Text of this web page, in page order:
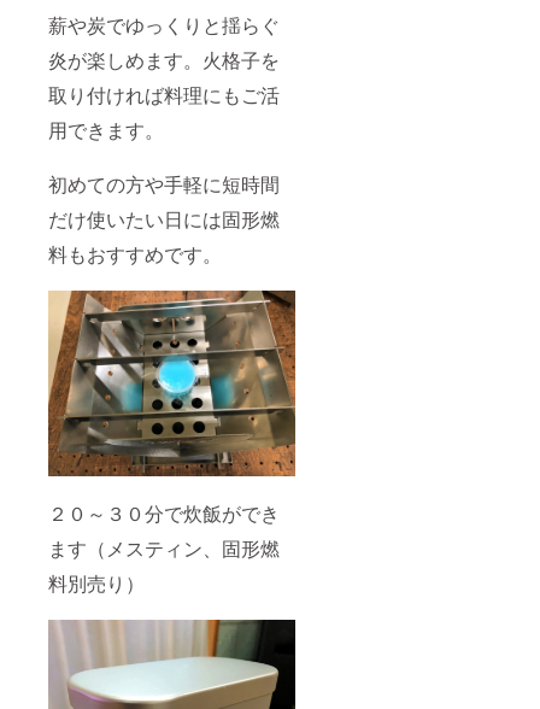
薪や炭でゆっくりと揺らぐ
炎が楽しめます。火格子を
取り付ければ料理にもご活
用できます。
初めての方や手軽に短時間
だけ使いたい日には固形燃
料もおすすめです。
２０～３０分で炊飯ができ
ます（メスティン、固形燃
料別売り）